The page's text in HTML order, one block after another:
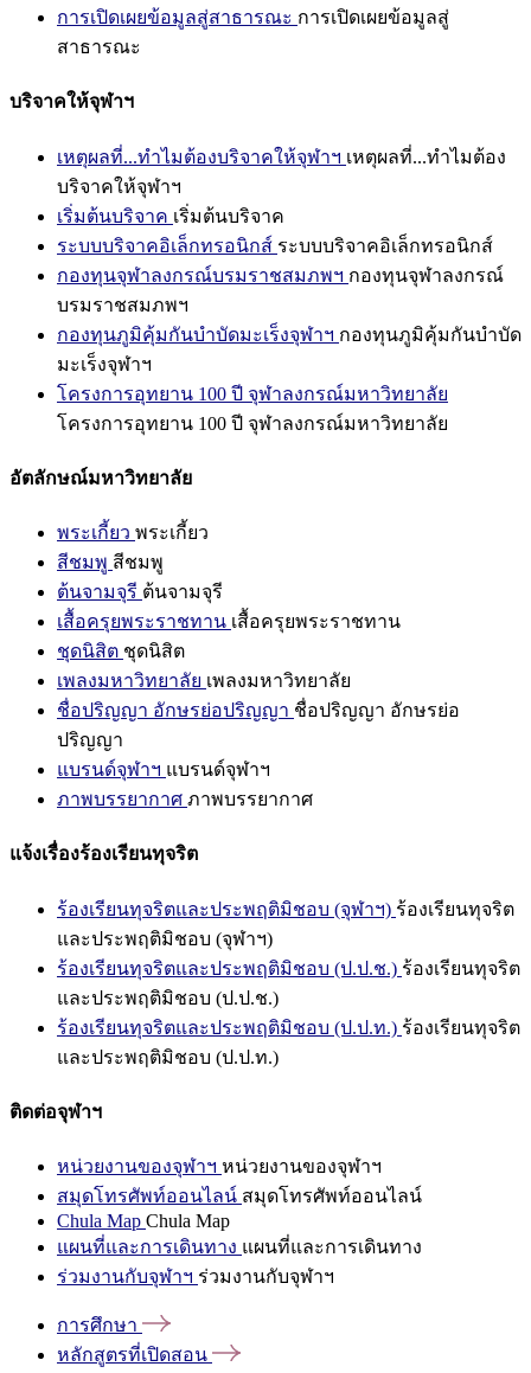
การเปิดเผยข้อมูลสู่สาธารณะ การเปิดเผยข้อมูลสู่
สาธารณะ
บริจาคให้จุฬาฯ
เหตุผลที่...ทำไมต้องบริจาคให้จุฬาฯ เหตุผลที่...ทำไมต้อง
บริจาคให้จุฬาฯ
เริ่มต้นบริจาค เริ่มต้นบริจาค
ระบบบริจาคอิเล็กทรอนิกส์ ระบบบริจาคอิเล็กทรอนิกส์
กองทุนจุฬาลงกรณ์บรมราชสมภพฯ กองทุนจุฬาลงกรณ์
บรมราชสมภพฯ
กองทุนภูมิคุ้มกันบำบัดมะเร็งจุฬาฯ กองทุนภูมิคุ้มกันบำบัด
มะเร็งจุฬาฯ
โครงการอุทยาน 100 ปี จุฬาลงกรณ์มหาวิทยาลัย
โครงการอุทยาน 100 ปี จุฬาลงกรณ์มหาวิทยาลัย
อัตลักษณ์มหาวิทยาลัย
พระเกี้ยว พระเกี้ยว
สีชมพู สีชมพู
ต้นจามจุรี ต้นจามจุรี
เสื้อครุยพระราชทาน เสื้อครุยพระราชทาน
ชุดนิสิต ชุดนิสิต
เพลงมหาวิทยาลัย เพลงมหาวิทยาลัย
ชื่อปริญญา อักษรย่อปริญญา ชื่อปริญญา อักษรย่อ
ปริญญา
แบรนด์จุฬาฯ แบรนด์จุฬาฯ
ภาพบรรยากาศ ภาพบรรยากาศ
แจ้งเรื่องร้องเรียนทุจริต
ร้องเรียนทุจริตและประพฤติมิชอบ (จุฬาฯ) ร้องเรียนทุจริต
และประพฤติมิชอบ (จุฬาฯ)
ร้องเรียนทุจริตและประพฤติมิชอบ (ป.ป.ช.) ร้องเรียนทุจริต
และประพฤติมิชอบ (ป.ป.ช.)
ร้องเรียนทุจริตและประพฤติมิชอบ (ป.ป.ท.) ร้องเรียนทุจริต
และประพฤติมิชอบ (ป.ป.ท.)
ติดต่อจุฬาฯ
หน่วยงานของจุฬาฯ หน่วยงานของจุฬาฯ
สมุดโทรศัพท์ออนไลน์ สมุดโทรศัพท์ออนไลน์
Chula Map Chula Map
แผนที่และการเดินทาง แผนที่และการเดินทาง
ร่วมงานกับจุฬาฯ ร่วมงานกับจุฬาฯ
การศึกษา
หลักสูตรที่เปิดสอน